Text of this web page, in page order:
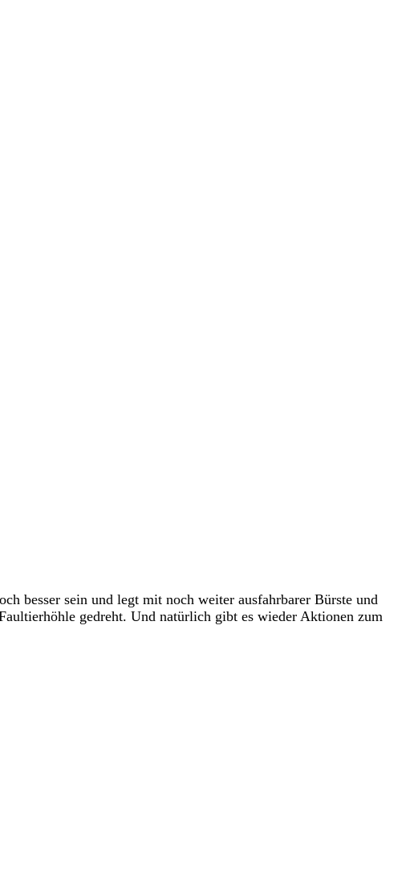
besser sein und legt mit noch weiter ausfahrbarer Bürste und
gedreht. Und natürlich gibt es wieder Aktionen zum